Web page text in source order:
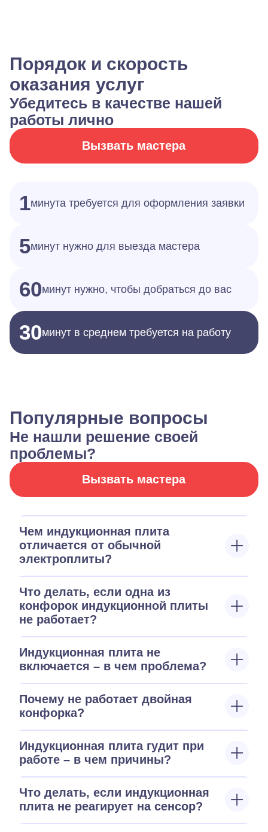
Порядок и скорость
оказания услуг
Убедитесь в качестве нашей
работы лично
Вызвать мастера
1минута требуется для оформления заявки
5минут нужно для выезда мастера
60минут нужно, чтобы добраться до вас
30минут в среднем требуется на работу
Популярные вопросы
Не нашли решение своей
проблемы?
Вызвать мастера
Чем индукционная плита
отличается от обычной
электроплиты?
Что делать, если одна из
конфорок индукционной плиты
не работает?
Индукционная плита не
включается – в чем проблема?
Почему не работает двойная
конфорка?
Индукционная плита гудит при
работе – в чем причины?
Что делать, если индукционная
плита не реагирует на сенсор?